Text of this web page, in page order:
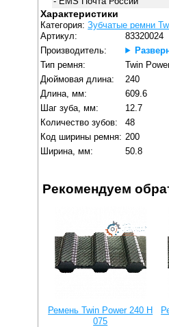
Характеристики
Категория:Зубчатые ремни
Артикул:
83320024
Производитель:
Тип ремня:
Twin
Дюймовая длина:
240
Длина, мм:
609.6
Шаг зуба, мм:
12.7
Количество зубов:
48
Код ширины ремня: 200
Ширина, мм:
50.8
Рекомендуем
Ремень Twin Power 240 H
075